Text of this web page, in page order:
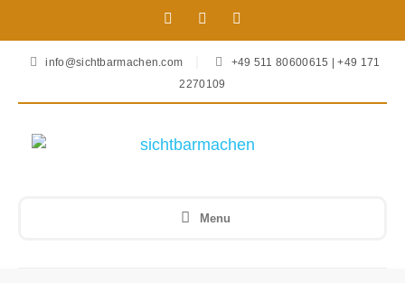
info@sichtbarmachen.com
+49 511 80600615 | +49 171
2270109
Menu